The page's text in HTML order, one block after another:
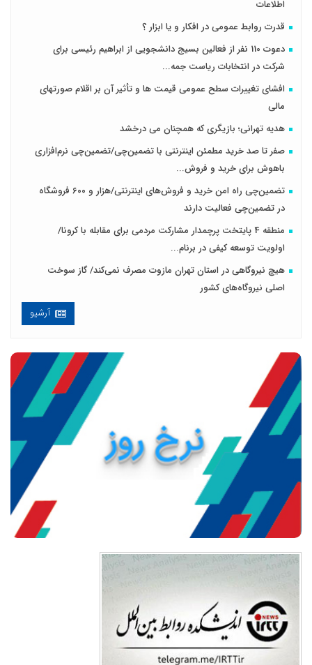
اطلاعات
قدرت روابط عمومی در افکار و یا ابزار ؟
دعوت 110 نفر از فعالین بسیج دانشجویی از ابراهیم رئیسی برای
شرکت در انتخابات ریاست جمه...
افشای تغییرات سطح عمومی قیمت ها و تأثیر آن بر اقلام صورتهای
مالی
هدیه تهرانی؛ بازیگری که همچنان می درخشد
صفر تا صد خرید مطمئن اینترنتی با تضمین‌چی/تضمین‌چی نرم‌افزاری
باهوش برای خرید و فروش‌...
تضمین‌چی راه امن خرید و فروش‌های اینترنتی/هزار و ۶۰۰ فروشگاه
در تضمین‌چی فعالیت دارند
منطقه 4 پایتخت پرچمدار مشارکت مردمی برای مقابله با کرونا/
اولویت توسعه کیفی در برنام...
هیچ نیروگاهی در استان تهران مازوت مصرف نمی‌کند/ گاز سوخت
اصلی نیروگاه‌های کشور
آرشیو